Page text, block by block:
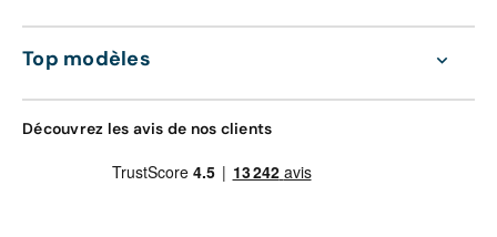
Top modèles
Découvrez les avis de nos clients